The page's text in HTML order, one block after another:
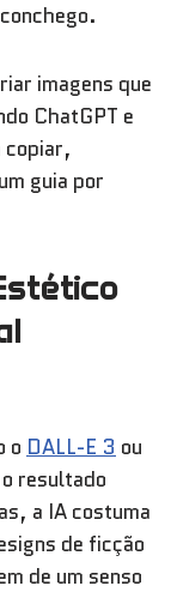
imagens que
ChatGPT e
copiar,
guia por
o DALL-E 3 ou
resultado
a IA costuma
de ficção
de um senso